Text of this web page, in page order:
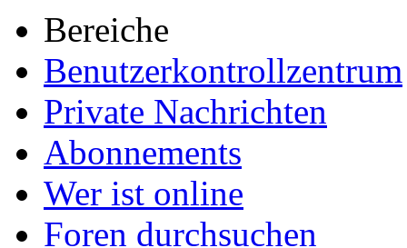
Bereiche
Benutzerkontrollzentrum
Private Nachrichten
Abonnements
Wer ist online
Foren durchsuchen